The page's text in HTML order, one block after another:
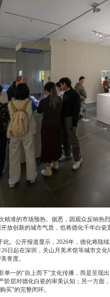
准的市场预热。据悉，因观众反响热
放创新的城市气质，也将德化千年白
。公开报道显示，2026年，德化将陆
日起在深圳，关山月美术馆等城市文
誉度。
一的“自上而下”文化传播，而是呈现
阶层对德化白瓷的审美认知；另一方面
买”的完整闭环。